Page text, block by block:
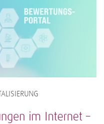
im Internet –